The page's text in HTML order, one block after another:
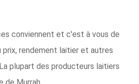
conviennent et c'est à vous de
rendement laitier et autres
plupart des producteurs laitiers